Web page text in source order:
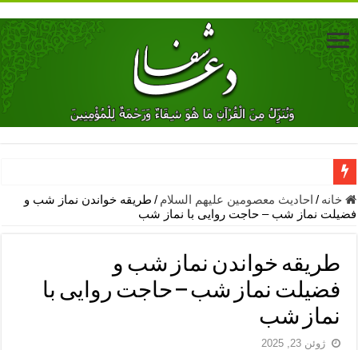
دعای جلب محبت فوری معشوق – دعای جلب محبت شوهر
دعای مشکل گشا برای رفع فقر – ذکرهای روزی‌ بخش
معجزات دعای یا من اظهر الجمیل – دعای یا من اظهر الجمیل برای
مهم ترین اذکار الهی و فضیلت آن ها – ذکر مخصوص مستجاب الدعوه
دعا برای ترس بچه ها در خواب – دعای ترس و بی خوابی کودکان
نماز حاجت برای کار گشایی- دعای رفع مشکلات و طلب حاجت
خانه / احادیث معصومین علیهم السلام / طریقه خواندن نماز شب و
فضیلت نماز شب – حاجت روایی با نماز شب
طریقه خواندن نماز شب و
فضیلت نماز شب – حاجت روایی با
نماز شب
ژوئن 23, 2025